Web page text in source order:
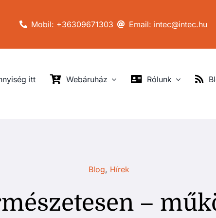
Mobil: +36309671303 Email: intec@intec.hu
itt Webáruház Rólunk
Blog, Hírek
–